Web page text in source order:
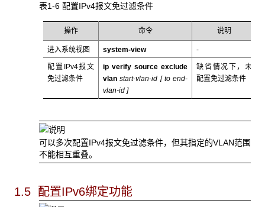
表1-6 配置IPv4报文免过滤条件
操作 命令 说明
进入系统视图 system-view -
配置IPv4报文
免过滤条件
ip verify source exclude
vlan start-vlan-id [ to end-
vlan-id ]
缺省情况下，未
配置免过滤条件
可以多次配置IPv4报文免过滤条件，但其指定的VLAN范围
不能相互重叠。
1.5 配置IPv6绑定功能